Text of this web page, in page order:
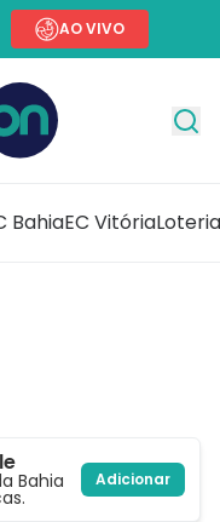
AO VIVO
BahiaEC Vitória
Bahia Adicionar